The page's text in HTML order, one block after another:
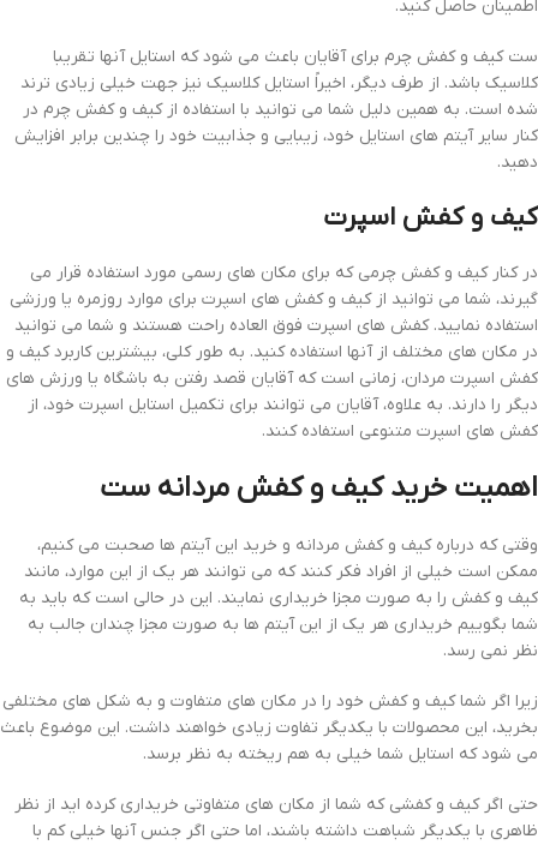
اطمینان حاصل کنید.
ست کیف و کفش چرم برای آقایان باعث می شود که استایل آنها تقریبا
کلاسیک باشد. از طرف دیگر، اخیراً استایل کلاسیک نیز جهت خیلی زیادی ترند
شده است. به همین دلیل شما می توانید با استفاده از کیف و کفش چرم در
کنار سایر آیتم های استایل خود، زیبایی و جذابیت خود را چندین برابر افزایش
دهید.
کیف و کفش اسپرت
در کنار کیف و کفش چرمی که برای مکان های رسمی مورد استفاده قرار می
گیرند، شما می توانید از کیف و کفش های اسپرت برای موارد روزمره یا ورزشی
استفاده نمایید. کفش های اسپرت فوق العاده راحت هستند و شما می توانید
در مکان های مختلف از آنها استفاده کنید. به طور کلی، بیشترین کاربرد کیف و
کفش اسپرت مردان، زمانی است که آقایان قصد رفتن به باشگاه یا ورزش های
دیگر را دارند. به علاوه، آقایان می توانند برای تکمیل استایل اسپرت خود، از
کفش های اسپرت متنوعی استفاده کنند.
اهمیت خرید کیف و کفش مردانه ست
وقتی که درباره کیف و کفش مردانه و خرید این آیتم ها صحبت می کنیم،
ممکن است خیلی از افراد فکر کنند که می توانند هر یک از این موارد، مانند
کیف و کفش را به صورت مجزا خریداری نمایند. این در حالی است که باید به
شما بگوییم خریداری هر یک از این آیتم ها به صورت مجزا چندان جالب به
نظر نمی رسد.
زیرا اگر شما کیف و کفش خود را در مکان های متفاوت و به شکل های مختلفی
بخرید، این محصولات با یکدیگر تفاوت زیادی خواهند داشت. این موضوع باعث
می شود که استایل شما خیلی به هم ریخته به نظر برسد.
حتی اگر کیف و کفشی که شما از مکان های متفاوتی خریداری کرده اید از نظر
ظاهری با یکدیگر شباهت داشته باشند، اما حتی اگر جنس آنها خیلی کم با